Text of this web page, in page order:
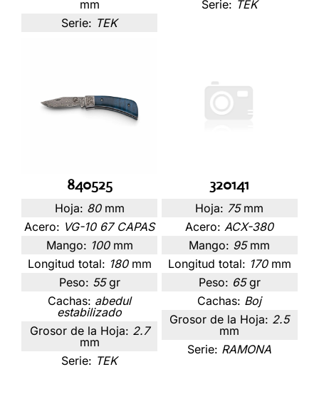
mm
Serie: TEK
Serie: TEK
840525
Hoja: 80 mm
Acero: VG-10 67 CAPAS
Mango: 100 mm
Longitud total: 180 mm
Peso: 55 gr
Cachas: abedul
estabilizado
Grosor de la Hoja: 2.7
mm
Serie: TEK
320141
Hoja: 75 mm
Acero: ACX-380
Mango: 95 mm
Longitud total: 170 mm
Peso: 65 gr
Cachas: Boj
Grosor de la Hoja: 2.5
mm
Serie: RAMONA